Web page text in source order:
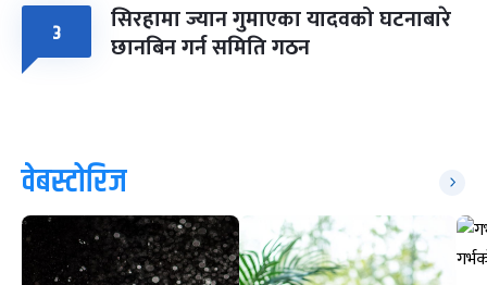
३ सिरहामा ज्यान गुमाएका यादवको घटनाबारे
छानबिन गर्न समिति गठन
वेबस्टोरिज